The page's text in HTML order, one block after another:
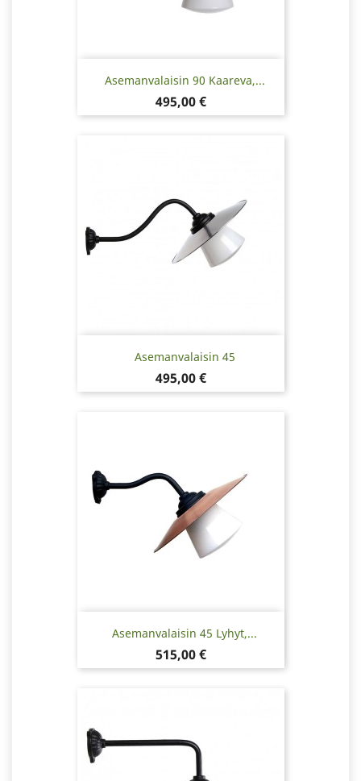
Asemanvalaisin 90 Kaareva,...
Hinta
495,00 €
Asemanvalaisin 45
Hinta
495,00 €
Asemanvalaisin 45 Lyhyt,...
Hinta
515,00 €